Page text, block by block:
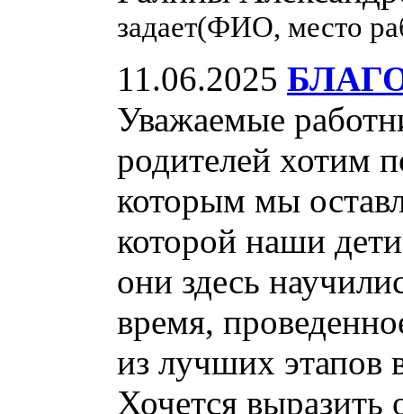
задает(ФИО, место
11.06.2025
Уважаемые
родителей хотим
которым мы
которой наши
они здесь
время,
из лучших этапов
Хочется выразить